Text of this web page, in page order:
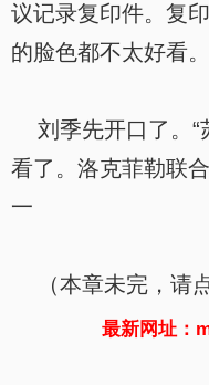
议记录复印件。复
的脸色都不太好看。
刘季先开口了。“
看了。洛克菲勒联
一
（本章未完，请
最新网址：